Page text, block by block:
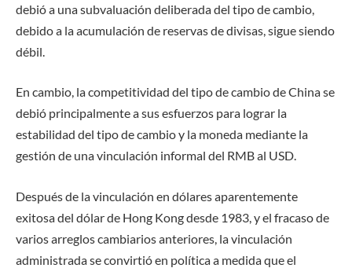
debió a una subvaluación deliberada del tipo de cambio,
debido a la acumulación de reservas de divisas, sigue siendo
débil.
En cambio, la competitividad del tipo de cambio de China se
debió principalmente a sus esfuerzos para lograr la
estabilidad del tipo de cambio y la moneda mediante la
gestión de una vinculación informal del RMB al USD.
Después de la vinculación en dólares aparentemente
exitosa del dólar de Hong Kong desde 1983, y el fracaso de
varios arreglos cambiarios anteriores, la vinculación
administrada se convirtió en política a medida que el